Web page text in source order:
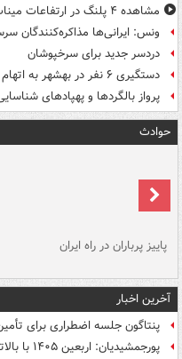
مشاهده ۴ پلنگ در ارتفاعات میناب
ونس: ایرانی‌ها مذاکره‌کنندگان
دردسر جدید برای سرخپوشان
دستگیری ۶ نفر در بهشهر به اتهام تشویش اذهان عمومی
پرواز بالگردها و پهپادهای
حوادث
پاییز پرباران در راه ایران
آخرین اخبار
پنتاگون جلسه اضطراری برای
پورجمشیدیان: اربعین ۱۴۰۵ با بالاترین سطح امنیت برگزار شد